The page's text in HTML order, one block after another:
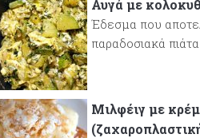
Αυγά με
Έδεσμα που
παραδοσιακά πιάτα
Μιλφέιγ με